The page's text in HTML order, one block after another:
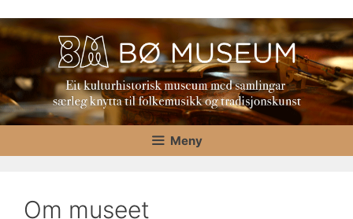
til
innhold
Meny
Om museet